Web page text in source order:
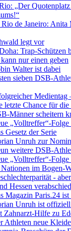
„Der
de Janeiro: Anita
legt vor
Trap-Schützen
nur einen geben
Walter ist dabei
sieben DSB-
Medientag
letzte Chance für
Männer scheitern
„Volltreffer“-
Gesetz der Serie
Unruh zur
weitere DSB-
„Volltreffer“-
im Bogen-
-
Hessen
Magazin Paris.24 ist
Unruh ist
Zahnarzt-Hilfe zu
Athleten neue